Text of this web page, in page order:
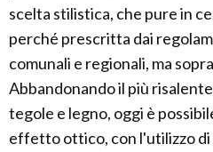
scelta stilistica, che pure in
perché prescritta dai
comunali e regionali, ma
Abbandonando il più
tegole e legno, oggi è
effetto ottico, con l'utilizzo di